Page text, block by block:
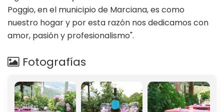
Poggio, en el municipio de Marciana, es como
nuestro hogar y por esta razón nos dedicamos con
amor, pasión y profesionalismo".
Fotografías